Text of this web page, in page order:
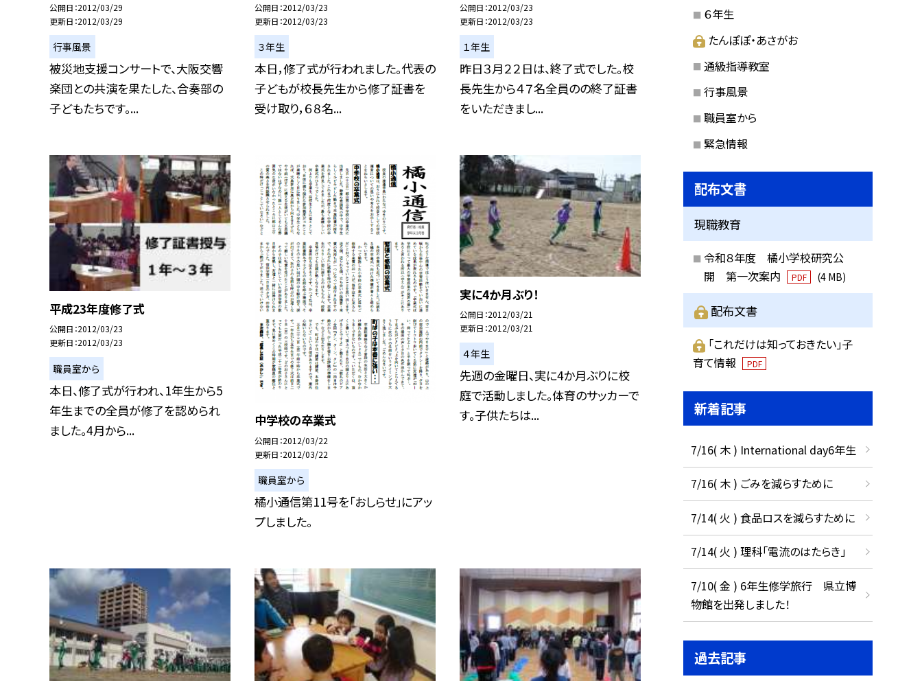
公開日 2012/03/29
更新日 2012/03/29
行事風景
被災地支援コンサートで、大阪交響
楽団との共演を果たした、合奏部の
子どもたちです。...
公開日 2012/03/23
更新日 2012/03/23
３年生
本日，修了式が行われました。代表の
子どもが校長先生から修了証書を
受け取り，６８名...
公開日 2012/03/23
更新日 2012/03/23
１年生
昨日３月２２日は、終了式でした。校
長先生から４７名全員のの終了証書
をいただきまし...
平成23年度修了式
公開日 2012/03/23
更新日 2012/03/23
職員室から
本日、修了式が行われ、1年生から5
年生までの全員が修了を認められ
ました。4月から...
中学校の卒業式
公開日 2012/03/22
更新日 2012/03/22
職員室から
橘小通信第11号を「おしらせ」にアッ
プしました。
実に4か月ぶり！
公開日 2012/03/21
更新日 2012/03/21
４年生
先週の金曜日、実に4か月ぶりに校
庭で活動しました。体育のサッカーで
す。子供たちは...
６年生
たんぽぽ・あさがお
通級指導教室
行事風景
職員室から
緊急情報
配布文書
現職教育
令和８年度 橘小学校研究公
開 第一次案内
PDF (4 MB)
配布文書
「これだけは知っておきたい」子
育て情報
PDF
新着記事
7/16( 木 ) International day6年生
7/16( 木 ) ごみを減らすために
7/14( 火 ) 食品ロスを減らすために
7/14( 火 ) 理科「電流のはたらき」
7/10( 金 ) 6年生修学旅行 県立博
物館を出発しました！
過去記事